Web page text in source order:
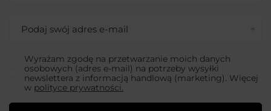
Podaj swój adres e-mail
Wyrażam zgodę na przetwarzanie moich danych
osobowych (adres e-mail) na potrzeby wysyłki
newslettera z informacją handlową (marketing). Więcej
w polityce prywatności.